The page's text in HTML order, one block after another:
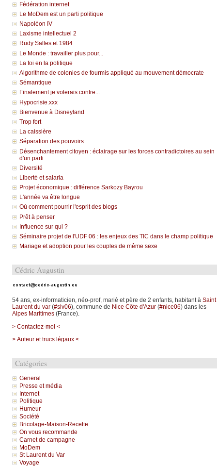
Fédération internet
Le MoDem est un parti politique
Napoléon IV
Laxisme intellectuel 2
Rudy Salles et 1984
Le Monde : travailler plus pour...
La foi en la politique
Algorithme de colonies de fourmis appliqué au mouvement démocrate
Sémantique
Finalement je voterais contre...
Hypocrisie.xxx
Bienvenue à Disneyland
Trop fort
La caissière
Séparation des pouvoirs
Désenchantement citoyen : éclairage sur les forces contradictoires au sein
d'un parti
Diversité
Liberté et salaria
Projet économique : différence Sarkozy Bayrou
L'année va être longue
Où comment pourrir l'esprit des blogs
Prêt à penser
Influence sur qui ?
Séminaire projet de l'UDF 06 : les enjeux des TIC dans le champ politique
Mariage et adoption pour les couples de même sexe
Cédric Augustin
54 ans, ex-informaticien, néo-prof, marié et père de 2 enfants, habitant à Saint
Laurent du var(#slv06), commune de Nice Côte d'Azur(#nice06) dans les
Alpes Maritimes(France).
> Contactez-moi <
> Auteur et trucs légaux <
Catégories
General
Presse et média
Internet
Politique
Humeur
Société
Bricolage-Maison-Recette
On vous recommande
Carnet de campagne
MoDem
St Laurent du Var
Voyage